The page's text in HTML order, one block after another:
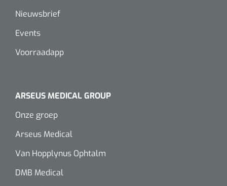
Nieuwsbrief
Events
Voorraadapp
ARSEUS MEDICAL GROUP
Onze groep
Arseus Medical
Van Hopplynus Ophtalm
DMB Medical